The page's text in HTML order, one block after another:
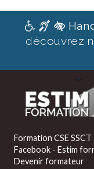
découvrez
Formation CSE SSCT
Facebook - Estim
Devenir formateur